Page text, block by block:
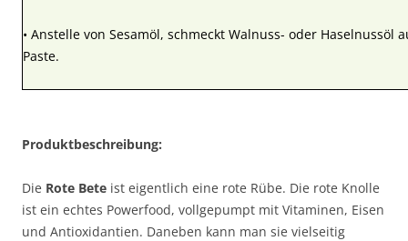
• Anstelle von Sesamöl, schmeckt Walnuss- oder Haselnussöl
Paste.
Produktbeschreibung:
Die Rote Bete ist eigentlich eine rote Rübe. Die rote Knolle
ist ein echtes Powerfood, vollgepumpt mit Vitaminen, Eisen
und Antioxidantien. Daneben kann man sie vielseitig